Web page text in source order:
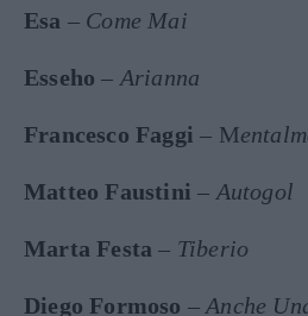
Esa – Come Mai
Esseho – Arianna
Francesco Faggi – M
Matteo Faustini – Autogol
Marta Festa – Tiberio
Diego Formoso –Anche